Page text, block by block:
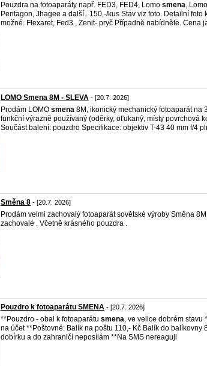
Pouzdra na fotoaparáty např. FED3, FED4, Lomo smena,
Pentagon, Jhagee a další . 150,-/kus Stav viz foto. Detailní foto
možné. Flexaret, Fed3 , Zenit- pryč Případně nabídněte. Cena
LOMO Smena 8M - SLEVA - [20.7. 2026]
Prodám LOMO smena 8M, ikonický mechanický fotoaparát na
funkční výrazně používaný (oděrky, oťukaný, místy povrchová
Součást balení: pouzdro Specifikace: objektiv T-43 40 mm f/4
Směna 8 - [20.7. 2026]
Prodám velmi zachovalý fotoaparát sovětské výroby Směna
zachovalé . Včetně krásného pouzdra .
Pouzdro k fotoaparátu SMENA - [20.7. 2026]
**Pouzdro - obal k fotoaparátu smena, ve velice dobrém stavu
na účet **Poštovné: Balík na poštu 110,- Kč Balík do balíkovny
dobírku a do zahraničí neposílám **Na SMS nereaguji